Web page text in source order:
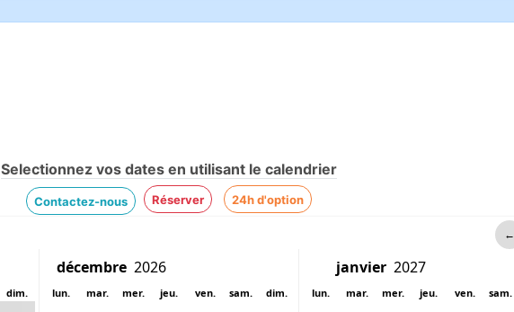
Selectionnez vos dates en utilisant le calendrier
Contactez-nous Réserver 24h d'option
←
dim. lun. mar. mer. jeu. ven. sam. dim. lun. mar. mer. jeu. ven. sam.